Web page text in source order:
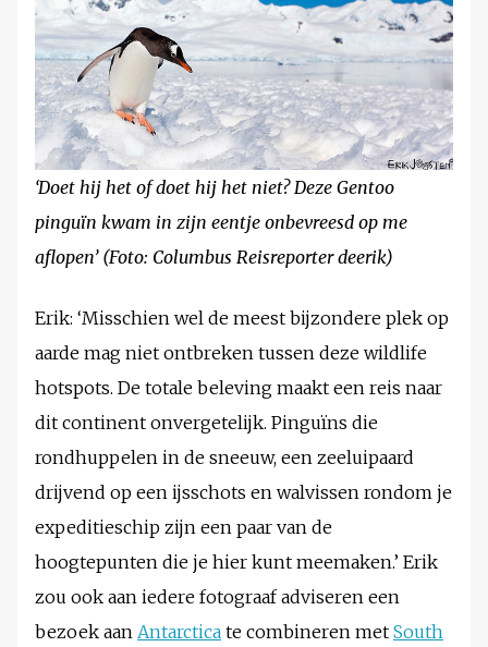
‘Doet hij het of doet hij het niet? Deze Gentoo
pinguïn kwam in zijn eentje onbevreesd op me
aflopen’ (Foto: Columbus Reisreporter deerik)
Erik: ‘Misschien wel de meest bijzondere plek op
aarde mag niet ontbreken tussen deze wildlife
hotspots. De totale beleving maakt een reis naar
dit continent onvergetelijk. Pinguïns die
rondhuppelen in de sneeuw, een zeeluipaard
drijvend op een ijsschots en walvissen rondom je
expeditieschip zijn een paar van de
hoogtepunten die je hier kunt meemaken.’ Erik
zou ook aan iedere fotograaf adviseren een
bezoek aan Antarctica te combineren met South